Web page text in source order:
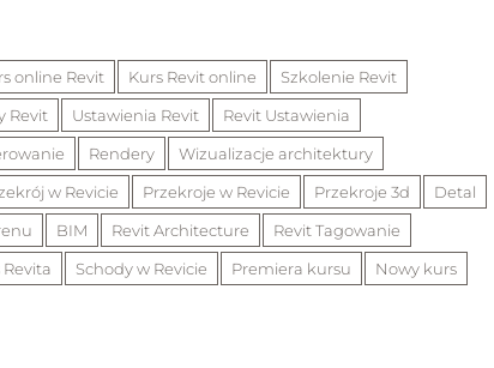
online Revit Kurs Revit online
Szkolenie Revit
Revit Ustawienia Revit
Revit Ustawienia
Rendery
Wizualizacje architektury
w Revicie Przekroje w Revicie Przekroje 3d
Detal
BIM Revit Architecture
Revit Tagowanie
Schody w Revicie Premiera kursu
Nowy kurs